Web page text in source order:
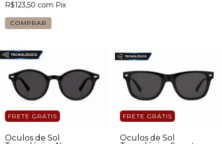
R$123,50 com Pix
COMPRAR
FRETE GRÁTIS
Óculos de Sol
FRETE GRÁTIS
Óculos de Sol